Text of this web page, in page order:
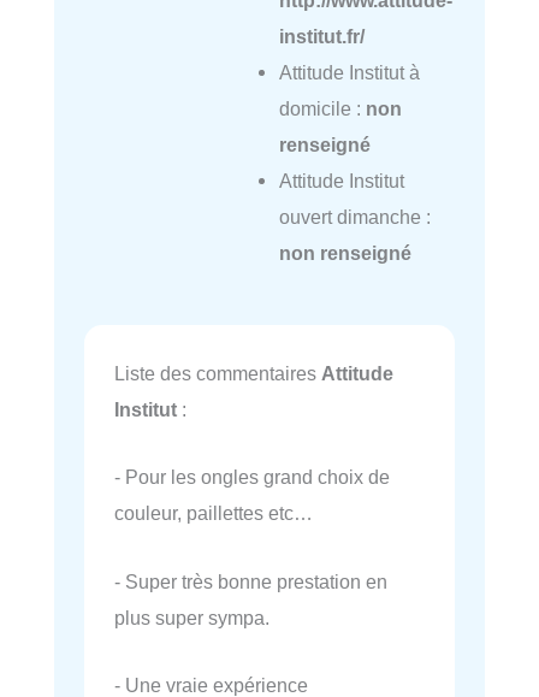
institut.fr/
Attitude Institut à
domicile : non
renseigné
Attitude Institut
ouvert dimanche :
non renseigné
Liste des commentaires Attitude
Institut :
- Pour les ongles grand choix de
couleur, paillettes etc…
- Super très bonne prestation en
plus super sympa.
- Une vraie expérience